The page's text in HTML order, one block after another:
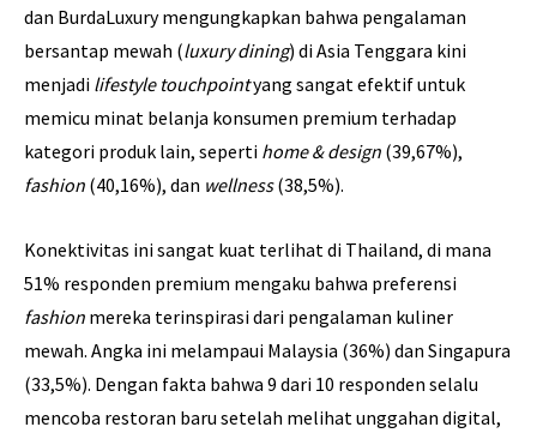
dan BurdaLuxury mengungkapkan bahwa pengalaman
bersantap mewah (luxury dining) di Asia Tenggara kini
menjadi lifestyle touchpointyang sangat efektif untuk
memicu minat belanja konsumen premium terhadap
kategori produk lain, seperti home & design (39,67%),
fashion (40,16%), dan wellness(38,5%).
Konektivitas ini sangat kuat terlihat di Thailand, di mana
51% responden premium mengaku bahwa preferensi
fashion mereka terinspirasi dari pengalaman kuliner
mewah. Angka ini melampaui Malaysia (36%) dan Singapura
(33,5%). Dengan fakta bahwa 9 dari 10 responden selalu
mencoba restoran baru setelah melihat unggahan digital,